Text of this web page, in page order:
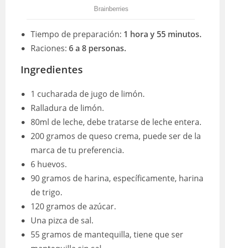
Tiempo de preparación: 1 hora y 55 minutos.
Raciones:6 a 8 personas.
Ingredientes
1 cucharada de jugo de limón.
Ralladura de limón.
80ml de leche, debe tratarse de leche entera.
200 gramos de queso crema, puede ser de la
marca de tu preferencia.
6 huevos.
90 gramos de harina, específicamente, harina
de trigo.
120 gramos de azúcar.
Una pizca de sal.
55 gramos de mantequilla, tiene que ser